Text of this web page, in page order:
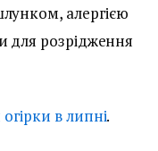
алергією
для розрідження
в липні.